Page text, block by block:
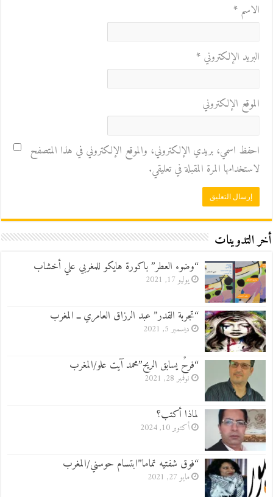
الاسم*
البريد الإلكتروني*
الموقع الإلكتروني
احفظ اسمي، بريدي الإلكتروني، والموقع الإلكتروني في هذا المتصفح
لاستخدامها المرة المقبلة في تعليقي.
أخر التدوينات
“وضوء العطر” باكورة هايكو للمغربي علي أخشاب
يوليو 17, 2021
“تجربة القدر” عبد الرزاق العامري ــ المغرب
ديسمبر 5, 2021
“فرحٌ يسابق الريح”محمد آيت علو/المغرب
نوفمبر 28, 2021
لماذا أكتب؟
أكتوبر 10, 2024
“فوق شفتيه تماما”ابتسام حوسني/المغرب
مايو 27, 2021